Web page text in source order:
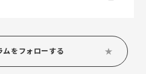
ムをフォローする